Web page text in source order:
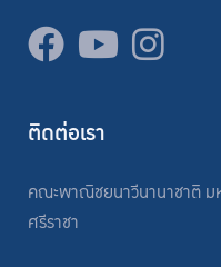
ติดต่อเรา
คณะพาณิชยนาวีนานาชาติ ม
ศรีราชา